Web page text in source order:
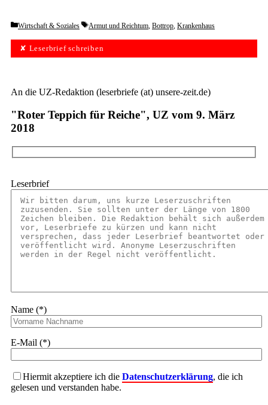
Categories
Wirtschaft & Soziales Tags
Armut und Reichtum, Bottrop, Krankenhaus
✘ Leserbrief schreiben
An die UZ-Redaktion (leserbriefe (at) unsere-zeit.de)
"Roter Teppich für Reiche", UZ vom 9. März
2018
Leserbrief
Name (*)
E-Mail (*)
Hiermit akzeptiere ich die Datenschutzerklärung, die ich
gelesen und verstanden habe.